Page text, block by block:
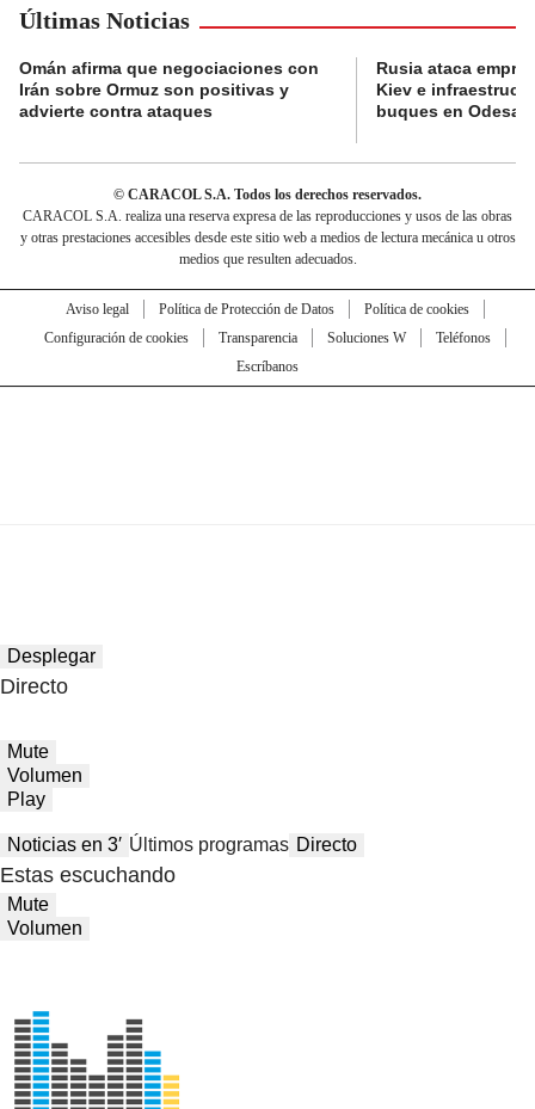
Últimas Noticias
Omán afirma que negociaciones con
Irán sobre Ormuz son positivas y
advierte contra ataques
Rusia ataca
Kiev e
buques en Odesa
© CARACOL S.A. Todos los derechos reservados.
CARACOL S.A. realiza una reserva expresa de las reproducciones y usos de las obras
y otras prestaciones accesibles desde este sitio web a medios de lectura mecánica u otros
medios que resulten adecuados.
Aviso legal Política de Protección de Datos
Política de cookies
Configuración de cookies
Transparencia Soluciones W
Teléfonos
Escríbanos
Desplegar
Directo
Mute
Volumen
Play
Noticias en 3′ Últimos programas Directo
Estas escuchando
Mute
Volumen